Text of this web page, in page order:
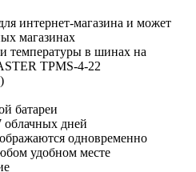
интернет-магазина и может
магазинах
температуры в шинах на
TPMS-4-22
батареи
облачных дней
одновременно
удобном месте